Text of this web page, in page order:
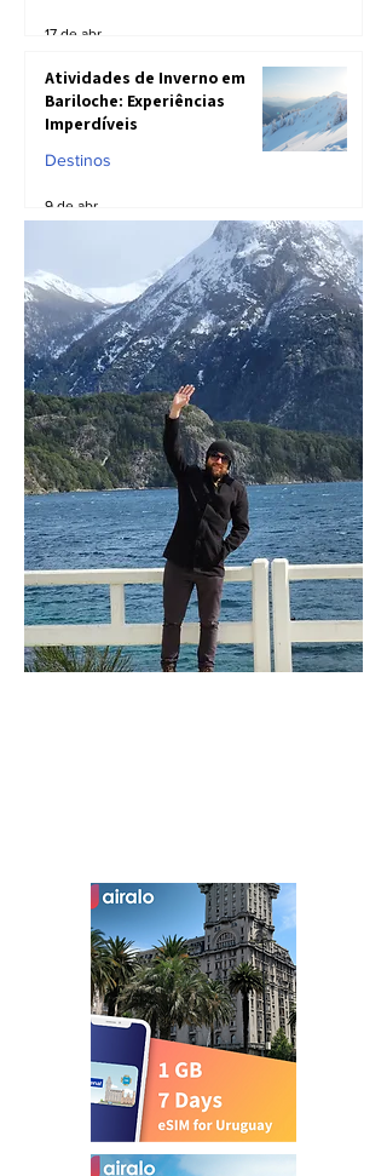
17 de abr.
Atividades de Inverno em
Bariloche: Experiências
Imperdíveis
Destinos
9 de abr.